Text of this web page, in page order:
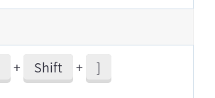
+ Shift + ]